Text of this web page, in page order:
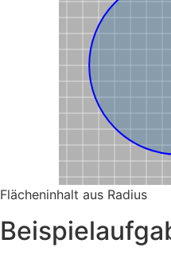
Flächeninhalt aus Radius